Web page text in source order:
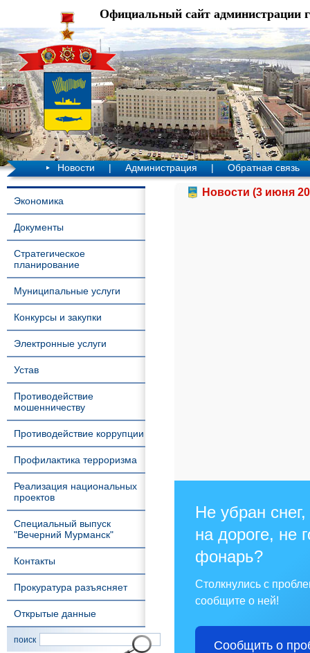
Официальный сайт администрации
Новости | Администрация | Обратная связь
Экономика
Документы
Стратегическое
планирование
Муниципальные услуги
Конкурсы и закупки
Электронные услуги
Устав
Противодействие
мошенничеству
Противодействие коррупции
Профилактика терроризма
Реализация национальных
проектов
Специальный выпуск
"Вечерний Мурманск"
Контакты
Прокуратура разъясняет
Открытые данные
поиск
Новости (3 июня
Не убран
на дороге, не
фонарь?
Столкнулись с
сообщите о ней!
Сообщить о